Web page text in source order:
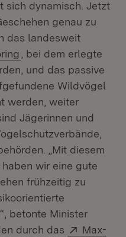
sich dynamisch. Jetzt
genau zu
das landesweit
(Öffnet in neuem
, bei dem erlegte
und das passive
Wildvögel
werden, weiter
Jägerinnen und
„Mit diesem
wir eine gute
frühzeitig zu
betonte Minister
durch das
Extern:
Max-